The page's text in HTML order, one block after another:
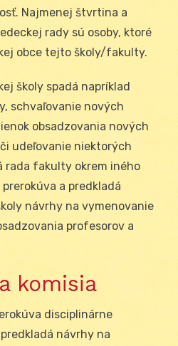
Najmenej štvrtina a
rady sú osoby, ktoré
obce tejto školy/fakulty.
školy spadá napríklad
schvaľovanie nových
obsadzovania nových
udeľovanie niektorých
rada fakulty okrem iného
a predkladá
návrhy na vymenovanie
profesorov a
komisia
disciplinárne
návrhy na